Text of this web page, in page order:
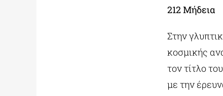
212 Μήδεια
Στην
κοσμικής
τον τίτλο
με την